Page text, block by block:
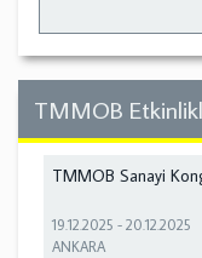
TMMOB
TMMOB Sanayi
19.12.2025 -20.12.2025
ANKARA